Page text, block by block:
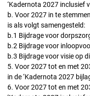
‘Kadernota 2027 inclusief
b. Voor 2027 in te
is als volgt samengesteld:
b.1 Bijdrage voor
b.2 Bijdrage voor
b.3 Bijdrage voor visie op
5. Voor 2027 tot en met
in de ‘Kadernota 2027
6. Voor 2027 tot en met